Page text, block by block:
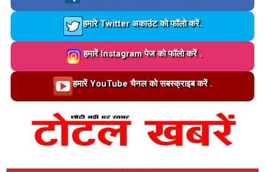
Loading…
हमारे Twitter अकाउंट को फॉलो करें.
Loading…
हमारें Instagram पेज को फॉलो करें .
Loading…
हमारें YouTube चैनल को सबस्क्राइब करें .